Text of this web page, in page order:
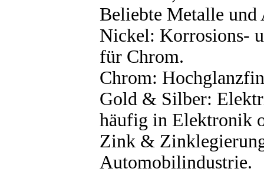
Beliebte Metalle und
Nickel: Korrosions-
für Chrom.
Chrom:
Gold & Silber:
häufig in Elektronik
Zink &
Automobilindustrie.